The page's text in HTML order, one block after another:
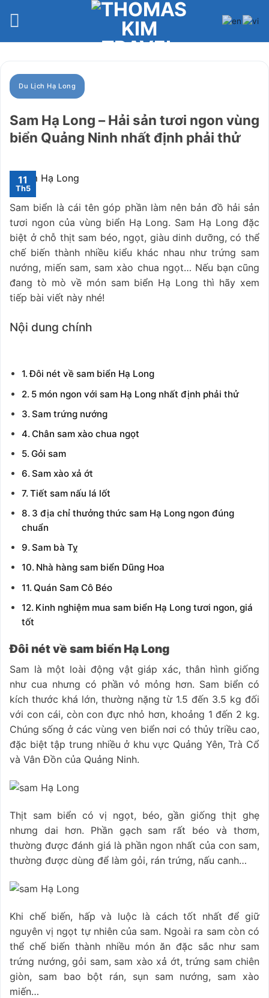
Du Lịch Hạ Long
Sam Hạ Long – Hải sản tươi ngon vùng
biển Quảng Ninh nhất định phải thử
11
Th5
Sam biển là cái tên góp phần làm nên bản đồ hải sản
tươi ngon của vùng biển Hạ Long. Sam Hạ Long đặc
biệt ở chỗ thịt sam béo, ngọt, giàu dinh dưỡng, có thể
chế biến thành nhiều kiểu khác nhau như trứng sam
nướng, miến sam, sam xào chua ngọt… Nếu bạn cũng
đang tò mò về món sam biển Hạ Long thì hãy xem
tiếp bài viết này nhé!
Nội dung chính
Đôi nét về sam biển Hạ Long
5 món ngon với sam Hạ Long nhất định phải thử
Sam trứng nướng
Chân sam xào chua ngọt
Gỏi sam
Sam xào xả ớt
Tiết sam nấu lá lốt
3 địa chỉ thưởng thức sam Hạ Long ngon đúng
chuẩn
Sam bà Tỵ
Nhà hàng sam biển Dũng Hoa
Quán Sam Cô Béo
Kinh nghiệm mua sam biển Hạ Long tươi ngon, giá
tốt
Đôi nét về sam biển Hạ Long
Sam là một loài động vật giáp xác, thân hình giống
như cua nhưng có phần vỏ mỏng hơn. Sam biển có
kích thước khá lớn, thường nặng từ 1.5 đến 3.5 kg đối
với con cái, còn con đực nhỏ hơn, khoảng 1 đến 2 kg.
Chúng sống ở các vùng ven biển nơi có thủy triều cao,
đặc biệt tập trung nhiều ở khu vực Quảng Yên, Trà Cổ
và Vân Đồn của Quảng Ninh.
Thịt sam biển có vị ngọt, béo, gần giống thịt ghẹ
nhưng dai hơn. Phần gạch sam rất béo và thơm,
thường được đánh giá là phần ngon nhất của con sam,
thường được dùng để làm gỏi, rán trứng, nấu canh…
Khi chế biến, hấp và luộc là cách tốt nhất để giữ
nguyên vị ngọt tự nhiên của sam. Ngoài ra sam còn có
thể chế biến thành nhiều món ăn đặc sắc như sam
trứng nướng, gỏi sam, sam xào xả ớt, trứng sam chiên
giòn, sam bao bột rán, sụn sam nướng, sam xào
miến…